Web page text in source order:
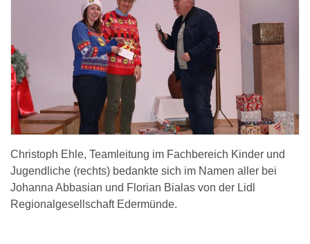
Christoph Ehle, Teamleitung im Fachbereich Kinder und
Jugendliche (rechts) bedankte sich im Namen aller bei
Johanna Abbasian und Florian Bialas von der Lidl
Regionalgesellschaft Edermünde.